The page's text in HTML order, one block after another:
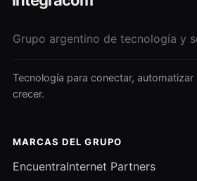
Grupo argentino de tecnología y
Tecnología para conectar, automatizar
crecer.
MARCAS DEL GRUPO
EncuentraInternet Partners